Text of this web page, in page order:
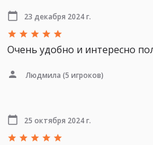
23 декабря 2024 г.
Очень удобно и интересно
Людмила (5 игроков)
25 октября 2024 г.